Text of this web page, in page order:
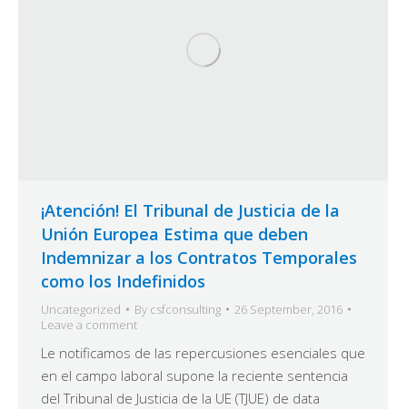
¡Atención! El Tribunal de Justicia de la
Unión Europea Estima que deben
Indemnizar a los Contratos Temporales
como los Indefinidos
Uncategorized By csfconsulting
26 September, 2016
Leave a comment
Le notificamos de las repercusiones esenciales que
en el campo laboral supone la reciente sentencia
del Tribunal de Justicia de la UE (TJUE) de data